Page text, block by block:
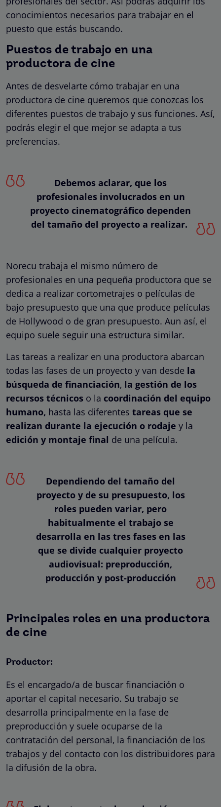
conocimientos necesarios para trabajar en el
puesto que estás buscando.
Puestos de trabajo en una
productora de cine
Antes de desvelarte cómo trabajar en una
productora de cine queremos que conozcas los
diferentes puestos de trabajo y sus funciones. Así,
podrás elegir el que mejor se adapta a tus
preferencias.
Debemos aclarar, que los
profesionales involucrados en un
proyecto cinematográfico dependen
del tamaño del proyecto a realizar.
Norecu trabaja el mismo número de
profesionales en una pequeña productora que se
dedica a realizar cortometrajes o películas de
bajo presupuesto que una que produce películas
de Hollywood o de gran presupuesto. Aun así, el
equipo suele seguir una estructura similar.
Las tareas a realizar en una productora abarcan
todas las fases de un proyecto y van desde la
búsqueda de financiación, la gestión de los
recursos técnicos o la coordinación del equipo
humano, hasta las diferentes tareas que se
realizan durante la ejecución o rodaje y la
edición y montaje final de una película.
Dependiendo del tamaño del
proyecto y de su presupuesto, los
roles pueden variar, pero
habitualmente el trabajo se
desarrolla en las tres fases en las
que se divide cualquier proyecto
audiovisual: preproducción,
producción y post-producción
Principales roles en una productora
de cine
Productor:
Es el encargado/a de buscar financiación o
aportar el capital necesario. Su trabajo se
desarrolla principalmente en la fase de
preproducción y suele ocuparse de la
contratación del personal, la financiación de los
trabajos y del contacto con los distribuidores para
la difusión de la obra.